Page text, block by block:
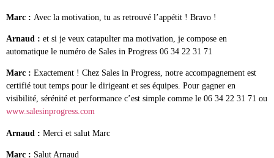
Marc : Avec la motivation, tu as retrouvé l’appétit ! Bravo !
Arnaud : et si je veux catapulter ma motivation, je compose en
automatique le numéro de Sales in Progress 06 34 22 31 71
Marc : Exactement ! Chez Sales in Progress, notre accompagnement est
certifié tout temps pour le dirigeant et ses équipes. Pour gagner en
visibilité, sérénité et performance c’est simple comme le 06 34 22 31 71 ou
www.salesinprogress.com
Arnaud : Merci et salut Marc
Marc : Salut Arnaud